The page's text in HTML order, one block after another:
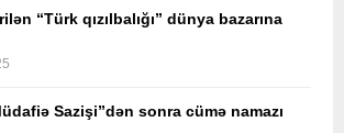
“Türk qızılbalığı” dünya bazarına
Sazişi”dən sonra cümə namazı